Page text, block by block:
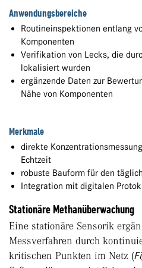
Anwendungsbereiche
Routineinspektionen entlang
Komponenten
Verifikation von Lecks, die
lokalisiert wurden
ergänzende Daten zur
Nähe von Komponenten
Merkmale
direkte
Echtzeit
robuste Bauform für den
Integration mit digitalen
Stationäre Methanüberwachung
Eine stationäre Sensorik
Messverfahren durch
kritischen Punkten im Netz (